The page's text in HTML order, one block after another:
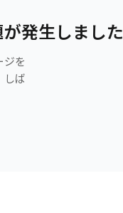
発生しました
ジを
しば